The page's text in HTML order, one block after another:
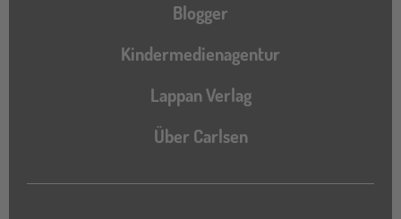
Blogger
Kindermedienagentur
Lappan Verlag
Über Carlsen